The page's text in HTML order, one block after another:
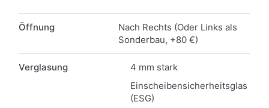
Öffnung
Nach Rechts (Oder Links als
Sonderbau, +80 €)
Verglasung
4 mm stark
Einscheibensicherheitsglas
(ESG)